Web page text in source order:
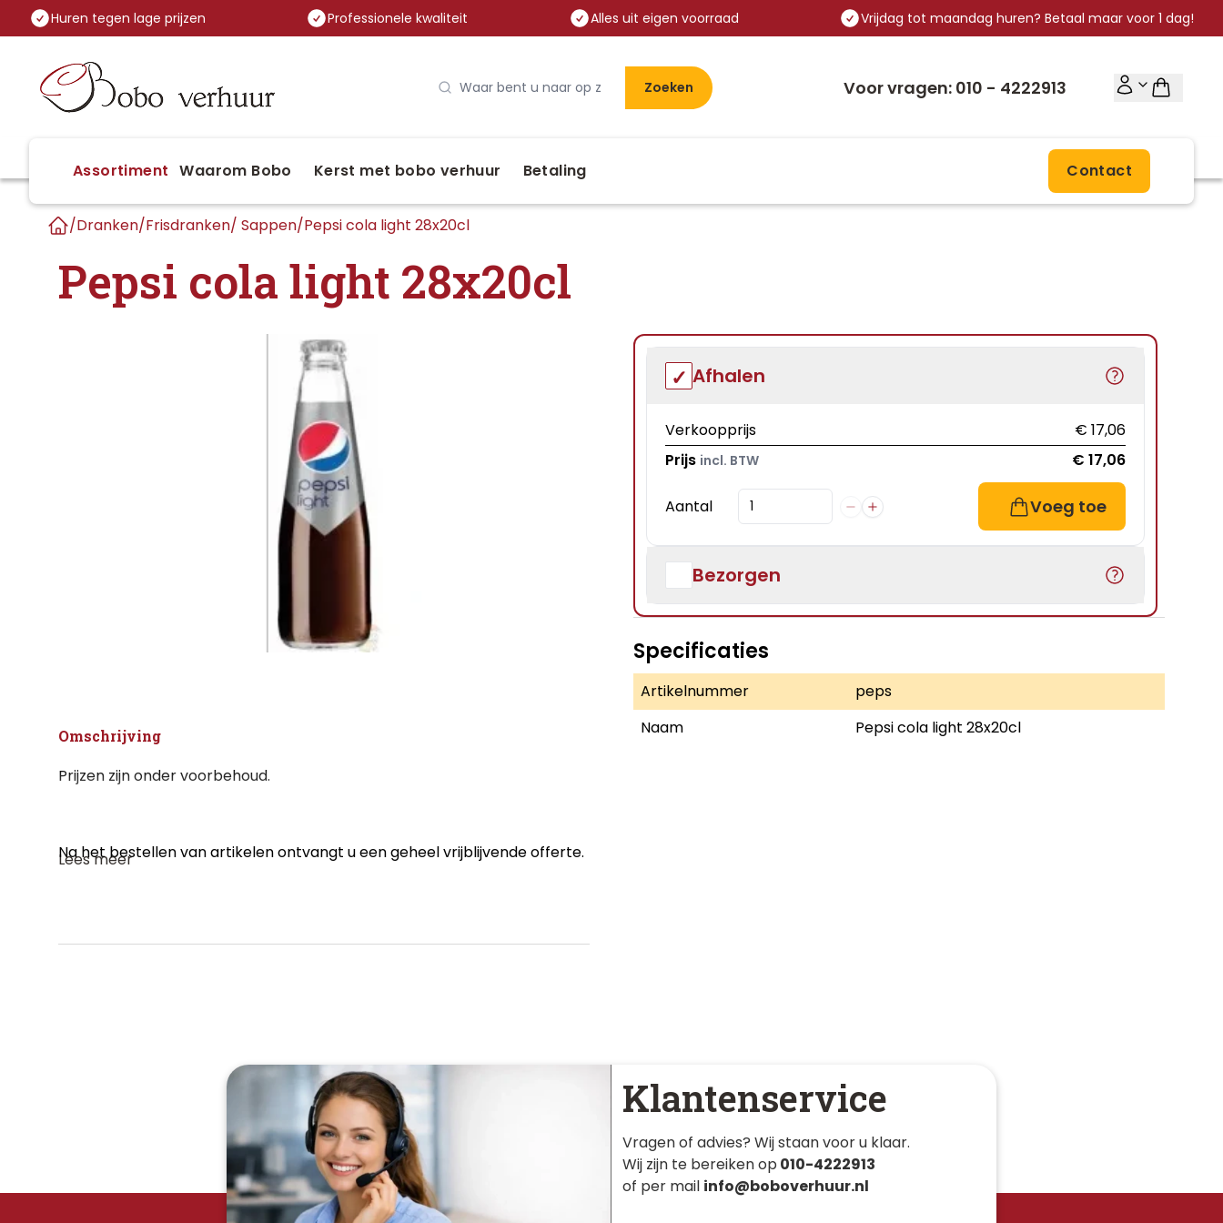
Huren tegen lage prijzen Professionele kwaliteit Alles uit eigen voorraad Vrijdag tot maandag huren? Betaal maar voor 1 dag!
Zoeken Voor vragen: 010 - 4222913
Assortiment Waarom Bobo Kerst met bobo verhuur Betaling Contact
/Dranken/Frisdranken/ Sappen/Pepsi cola light 28x20cl
Pepsi cola light 28x20cl
Omschrijving
Prijzen zijn onder voorbehoud.
Na het bestellen van artikelen ontvangt u een geheel vrijblijvende offerte.
Lees meer
Afhalen
Verkoopprijs
€ 17,06
Prijs incl. BTW € 17,06
Aantal Voeg toe
Bezorgen
Specificaties
Artikelnummer
peps
Naam
Pepsi cola light 28x20cl
Klantenservice
Vragen of advies? Wij staan voor u klaar.
Wij zijn te bereiken op 010-4222913
of per mail info@boboverhuur.nl